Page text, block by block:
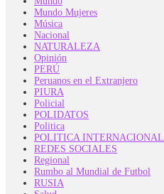
Mundo Mujeres
Música
Nacional
NATURALEZA
Opinión
PERÚ
Peruanos en el Extranjero
PIURA
Policial
POLIDATOS
Politica
POLITICA INTERNACIONAL
REDES SOCIALES
Regional
Rumbo al Mundial de Futbol
RUSIA